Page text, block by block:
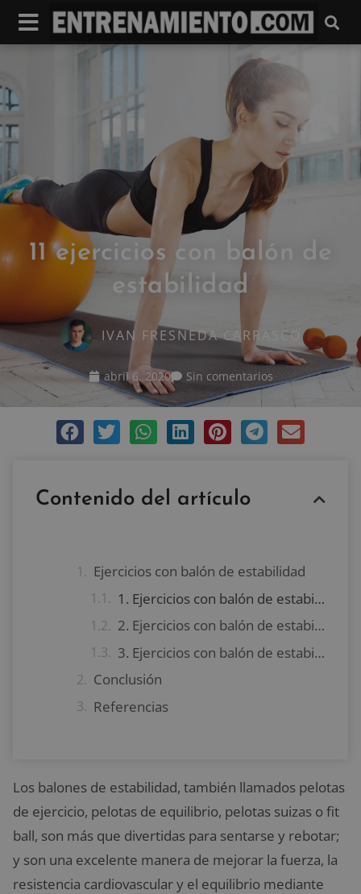
11 ejercicios con balón de
estabilidad
IVAN FRESNEDA CARRASCO
abril 6, 2020 Sin comentarios
Contenido del artículo
Ejercicios con balón de estabilidad
1. Ejercicios con balón de estabilidad para el core
2. Ejercicios con balón de estabilidad para el tren inferior
3. Ejercicios con balón de estabilidad para el tren superior
Conclusión
Referencias
Los balones de estabilidad, también llamados pelotas
de ejercicio, pelotas de equilibrio, pelotas suizas o fit
ball, son más que divertidas para sentarse y rebotar;
y son una excelente manera de mejorar la fuerza, la
resistencia cardiovascular y el equilibrio mediante